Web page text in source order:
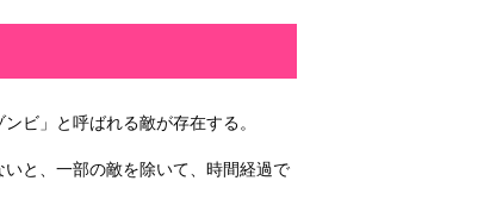
ビ」と呼ばれる敵が存在する。
と、一部の敵を除いて、時間経過で